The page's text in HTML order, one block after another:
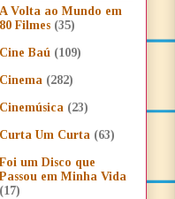
A Volta ao Mundo em
80 Filmes (35)
Cine Baú (109)
Cinema (282)
Cinemúsica (23)
Curta Um Curta (63)
Foi um Disco que
Passou em Minha Vida
(17)